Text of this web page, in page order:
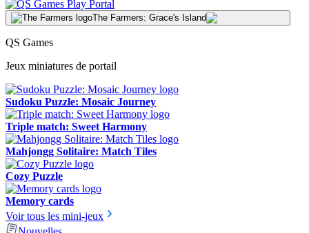
The Farmers: Grace's Island
QS Games
Jeux miniatures de portail
Sudoku Puzzle: Mosaic Journey
Triple match: Sweet Harmony
Mahjongg Solitaire: Match Tiles
Cozy Puzzle
Memory cards
Voir tous les mini-jeux